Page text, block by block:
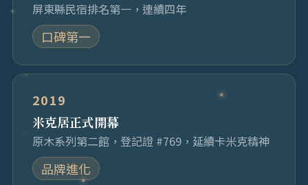
屏東縣民宿排名第一，連續四年
口碑第一
2019
米克居正式開幕
原木系列第二館，登記證 #769，延續卡米克精神
品牌進化